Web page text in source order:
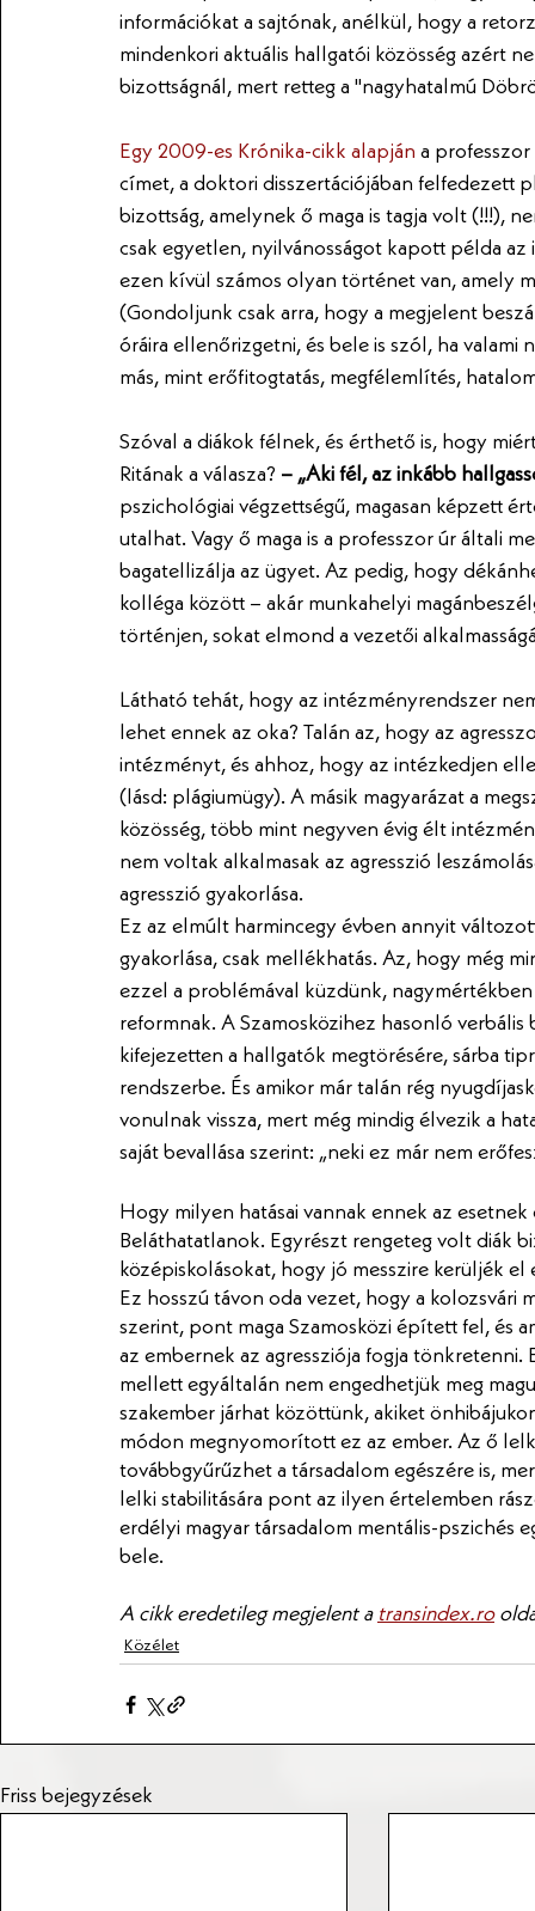
információkat a sajtónak, anélkül, hogy a
mindenkori aktuális hallgatói közösség azért
bizottságnál, mert retteg a "nagyhatalmú
Egy 2009-es Krónika-cikk alapján a
címet, a doktori disszertációjában felfedezett
bizottság, amelynek ő maga is tagja volt (!!!),
csak egyetlen, nyilvánosságot kapott példa
ezen kívül számos olyan történet van, amely
(Gondoljunk csak arra, hogy a megjelent
óráira ellenőrizgetni, és bele is szól, ha
más, mint erőfitogtatás, megfélemlítés,
Szóval a diákok félnek, és érthető is, hogy
Ritának a válasza? – „Aki fél, az inkább
pszichológiai végzettségű, magasan képzett
utalhat. Vagy ő maga is a professzor úr általi
bagatellizálja az ügyet. Az pedig, hogy
kolléga között – akár munkahelyi
történjen, sokat elmond a vezetői
Látható tehát, hogy az intézményrendszer
lehet ennek az oka? Talán az, hogy az
intézményt, és ahhoz, hogy az intézkedjen
(lásd: plágiumügy). A másik magyarázat a
közösség, több mint negyven évig élt
nem voltak alkalmasak az agresszió
agresszió gyakorlása.
Ez az elmúlt harmincegy évben annyit
gyakorlása, csak mellékhatás. Az, hogy még
ezzel a problémával küzdünk,
reformnak. A Szamosközihez hasonló
kifejezetten a hallgatók megtörésére, sárba
rendszerbe. És amikor már talán rég
vonulnak vissza, mert még mindig élvezik a
saját bevallása szerint: „neki ez már nem
Hogy milyen hatásai vannak ennek az
Beláthatatlanok. Egyrészt rengeteg volt diák
középiskolásokat, hogy jó messzire kerüljék
Ez hosszú távon oda vezet, hogy a kolozsvári
szerint, pont maga Szamosközi épített fel, és
az embernek az agressziója fogja
mellett egyáltalán nem engedhetjük meg
szakember járhat közöttünk, akiket
módon megnyomorított ez az ember. Az ő
továbbgyűrűzhet a társadalom egészére is,
lelki stabilitására pont az ilyen értelemben
erdélyi magyar társadalom mentális-pszichés
bele.
A cikk eredetileg megjelent a transindex.ro
Közélet
Friss bejegyzések